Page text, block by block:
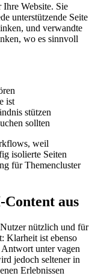
Website. Sie
unterstützende Seite
und verwandte
wo es sinnvoll
ist
stützen
sollten
weil
isolierte Seiten
für Themencluster
aus
nützlich und für
Klarheit ist ebenso
unter vagen
jedoch seltener in
Erlebnissen